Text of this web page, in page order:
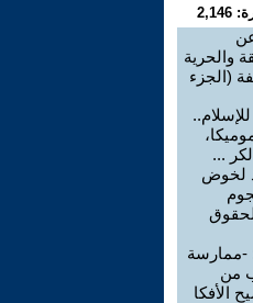
والحرية
(الجزء
...
لخوض
-ممارسة
من
الأفكا